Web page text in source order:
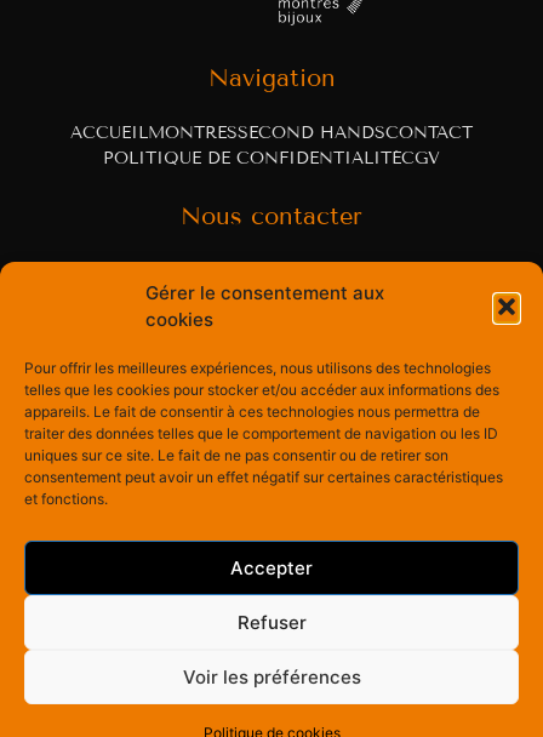
Gérer le consentement aux
cookies
Pour offrir les meilleures expériences, nous utilisons des technologies
telles que les cookies pour stocker et/ou accéder aux informations des
appareils. Le fait de consentir à ces technologies nous permettra de
traiter des données telles que le comportement de navigation ou les ID
uniques sur ce site. Le fait de ne pas consentir ou de retirer son
consentement peut avoir un effet négatif sur certaines caractéristiques
et fonctions.
Accepter
Refuser
Voir les préférences
Politique de cookies
Navigation
ACCUEILMONTRESSECOND HANDSCONTACT
POLITIQUE DE CONFIDENTIALITÉCGV
Nous contacter
3963 Crans-Montana, Switzerland
psaegesser@montresbijoux.ch
+41 27 481 18 54
Nous suivre